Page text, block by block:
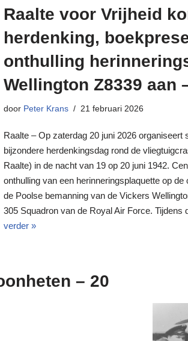
Raalte voor Vrijheid
herdenking,
onthulling
Wellington Z8339 aan
door Peter Krans 21 februari 2026
Raalte – Op zaterdag 20 juni 2026 organiseert
bijzondere herdenkingsdag rond de
Raalte) in de nacht van 19 op 20 juni 1942.
onthulling van een herinneringsplaquette op
de Poolse bemanning van de Vickers
305 Squadron van de Royal Air Force.
verder »
– 20